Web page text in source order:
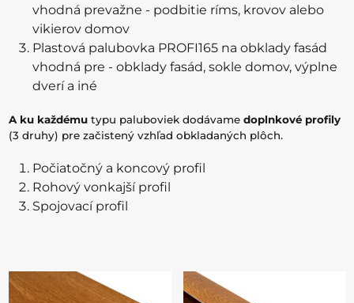
vhodná prevažne - podbitie ríms, krovov alebo
vikierov domov
Plastová palubovka PROFI165 na obklady fasád
vhodná pre - obklady fasád, sokle domov, výplne
dverí a iné
A ku každému typu paluboviek dodávamedoplnkové profily
(3 druhy) pre začistený vzhľad obkladaných plôch.
Počiatočný a koncový profil
Rohový vonkajší profil
Spojovací profil